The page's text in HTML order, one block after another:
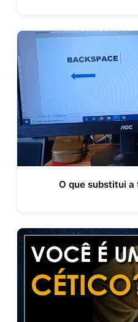
O que substitui